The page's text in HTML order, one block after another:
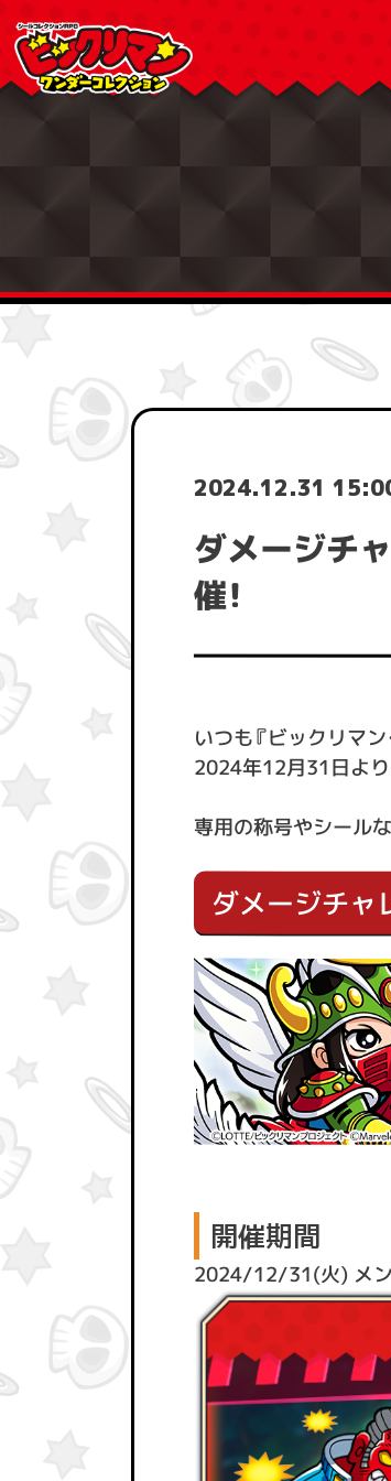
2024.12.31
ダメージチ
催！
いつも『ビックリマ
2024年12月31日より
専用の称号やシール
ダメージチャ
開催期間
2024/12/31(火) メ